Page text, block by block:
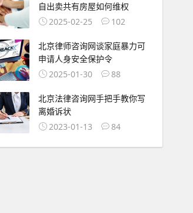
自出卖共有房屋如何维权
2025-02-25
102
北京律师咨询网谈家庭暴力可
申请人身安全保护令
2025-01-30
88
北京法律咨询网手把手教你写
离婚诉状
2023-01-13
84